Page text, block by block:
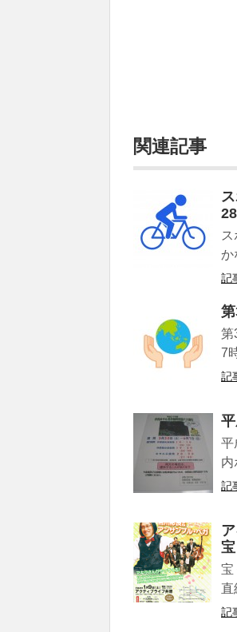
関連記事
記
7
記
平
記
宝
直
記